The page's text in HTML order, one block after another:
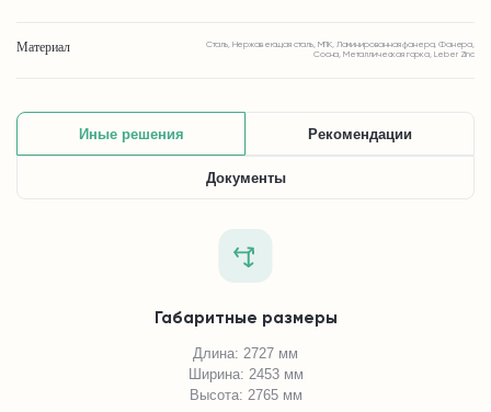
Материал
Сталь, Нержавеющая сталь, МПК, Ламинированная фанера, Фанера,
Сосна, Металлическая горка, Leber Zinc
Иные решения Рекомендации
Документы
Габаритные размеры
Длина: 2727 мм
Ширина: 2453 мм
Высота: 2765 мм